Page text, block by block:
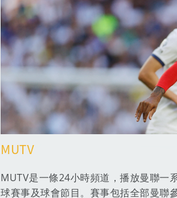
MUTV
MUTV是一條24小時頻道，播放曼聯一
球賽事及球會節目。賽事包括全部曼聯